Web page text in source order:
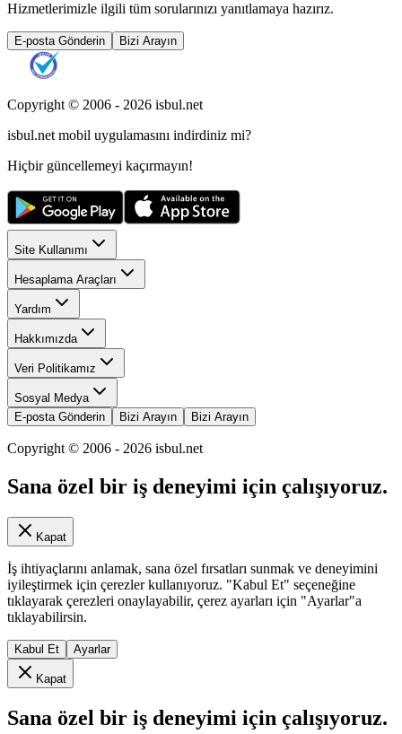
Hizmetlerimizle ilgili tüm sorularınızı yanıtlamaya hazırız.
E-posta Gönderin Bizi Arayın
Copyright © 2006 - 2026 isbul.net
isbul.netmobil uygulamasını indirdiniz mi?
Hiçbir güncellemeyi kaçırmayın!
Site Kullanımı
Hesaplama Araçları
Yardım
Hakkımızda
Veri Politikamız
Sosyal Medya
E-posta Gönderin
Bizi Arayın Bizi Arayın
Copyright © 2006 - 2026 isbul.net
Sana özel bir iş deneyimi için çalışıyoruz.
Kapat
İş ihtiyaçlarını anlamak, sana özel fırsatları sunmak ve deneyimini
iyileştirmek için çerezler kullanıyoruz. "Kabul Et" seçeneğine
tıklayarak çerezleri onaylayabilir, çerez ayarları için "Ayarlar"a
tıklayabilirsin.
Kabul Et Ayarlar
Kapat
Sana özel bir iş deneyimi için çalışıyoruz.